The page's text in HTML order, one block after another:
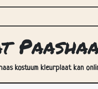
kostuum kleurplaat kan